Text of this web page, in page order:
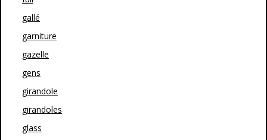
gallé
garniture
gazelle
gens
girandole
girandoles
glass